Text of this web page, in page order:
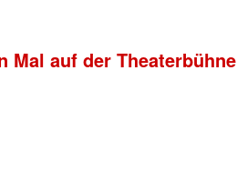
Mal auf der Theaterbühne